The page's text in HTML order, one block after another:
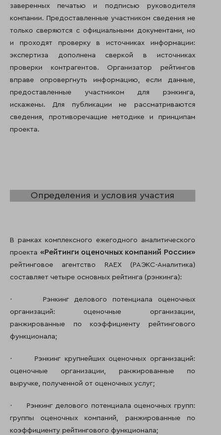
заверенных печатью и подписью руководителя
компании. Предоставленные участником сведения не
только сверяются с официальными документами, но
и проходят проверку в источниках информации:
экспертиза дополнена сверкой в источниках
проверки контрагентов. Организатор рейтингов
вправе опровергнуть информацию, если данные,
предоставленные участником для рэнкинга,
искажены. Для публикации не рассматриваются
сведения, противоречащие методике и принципам
проекта.
Определения и условия участия
В рамках комплексного ежегодного аналитического
проекта «Рейтинги оценочных компаний России»
рейтинговое агентство RAEX (РАЭКС-Аналитика)
составляет четыре основных рейтинга (рэнкинга):
·
Рэнкинг делового потенциала оценочных
организаций: оценочные организации,
ранжированные по коэффициенту рейтингового
функционала;
·
Рэнкинг крупнейших оценочных организаций:
оценочные организации, ранжированные по
выручке, полученной от оценочных услуг;
·
Рэнкинг делового потенциала оценочных групп:
группы оценочных компаний, ранжированные по
коэффициенту рейтингового функционала;